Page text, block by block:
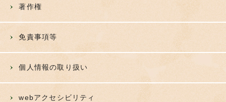
著作権
免責事項等
個人情報の取り扱い
webアクセシビリティ